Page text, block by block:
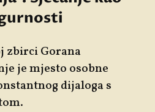
zbirci Gorana
je mjesto osobne
dijaloga s